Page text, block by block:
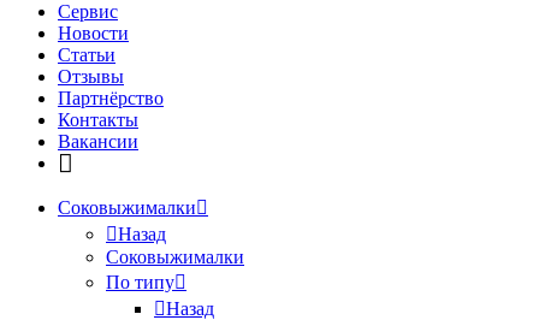
Сервис
Новости
Статьи
Отзывы
Партнёрство
Контакты
Вакансии
Соковыжималки
Назад
Соковыжималки
По типу
Назад